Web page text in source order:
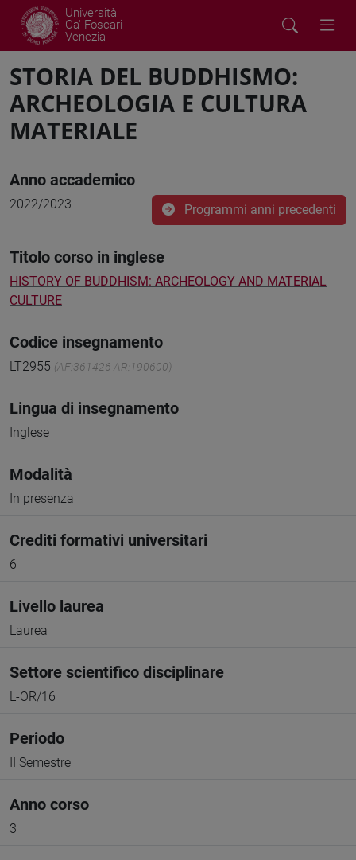
Università
Ca' Foscari
Venezia
STORIA DEL BUDDHISMO:
ARCHEOLOGIA E CULTURA
MATERIALE
Anno accademico
2022/2023 Programmi anni precedenti
Titolo corso in inglese
HISTORY OF BUDDHISM: ARCHEOLOGY AND MATERIAL
CULTURE
Codice insegnamento
LT2955 (AF:361426 AR:190600)
Lingua di insegnamento
Inglese
Modalità
In presenza
Crediti formativi universitari
6
Livello laurea
Laurea
Settore scientifico disciplinare
L-OR/16
Periodo
II Semestre
Anno corso
3